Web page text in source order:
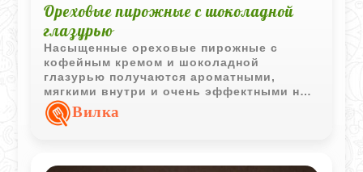
Ореховые пирожные с шоколадной
глазурью
Насыщенные ореховые пирожные с
кофейным кремом и шоколадной
глазурью получаются ароматными,
мягкими внутри и очень эффектными на
вид. Лёгкие нотки рома и кофе делают
вкус особенно глубоким и
Вилка